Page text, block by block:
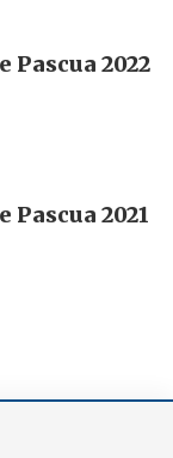
Pascua 2022
2021